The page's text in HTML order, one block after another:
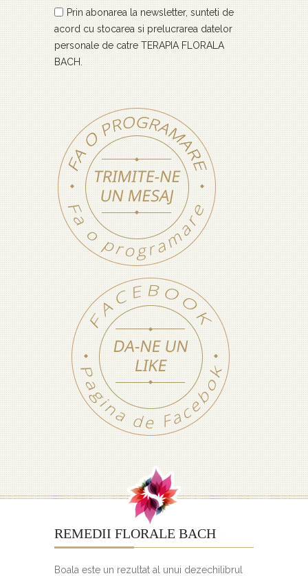
Prin abonarea la newsletter, sunteti de
acord cu stocarea si prelucrarea datelor
personale de catre TERAPIA FLORALA
BACH.
REMEDII FLORALE BACH
Boala este un rezultat al unui dezechilibrul